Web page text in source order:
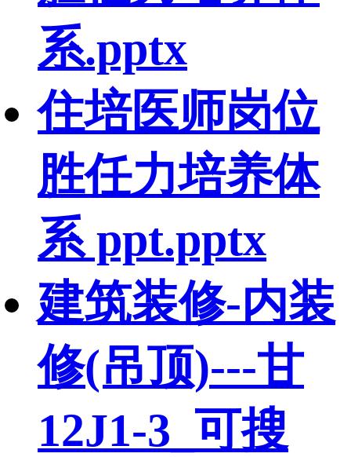
系.pptx
住培医师岗位
胜任力培养体
系 ppt.pptx
建筑装修-内装
修(吊顶)---甘
12J1-3_可搜